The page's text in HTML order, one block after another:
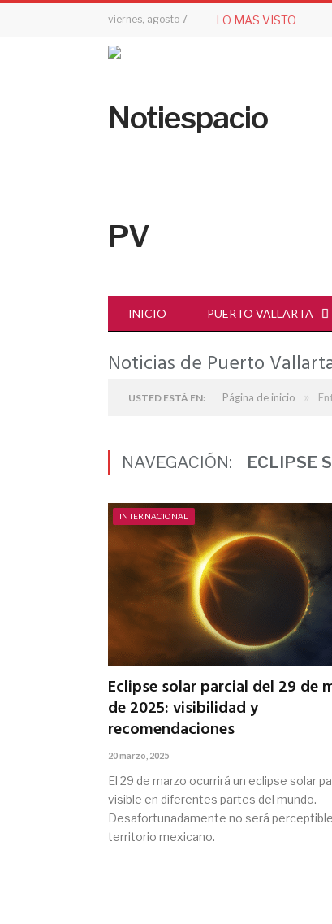
viernes, agosto 7 LO MAS VISTO
INICIO PUERTO VALLARTA
Noticias de Puerto
USTED ESTÁ EN: Página de inicio »
NAVEGACIÓN: ECLIPSE
INTERNACIONAL
Eclipse solar parcial del 29 de
de 2025: visibilidad y
recomendaciones
20 marzo, 2025
El 29 de marzo ocurrirá un eclipse solar
visible en diferentes partes del mundo.
Desafortunadamente no será
territorio mexicano.